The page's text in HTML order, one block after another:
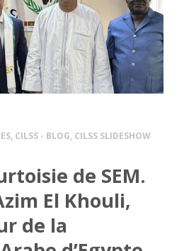
, CILSS - BLOG, CILSS SLIDESHOW
de SEM.
El Khouli,
de la